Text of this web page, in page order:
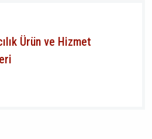
Ürün ve Hizmet